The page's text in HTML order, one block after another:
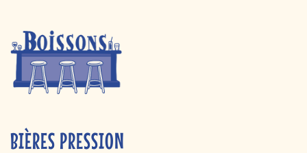
BIÈRES PRESSION